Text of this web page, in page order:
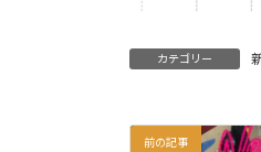
カテゴリー
前の記事